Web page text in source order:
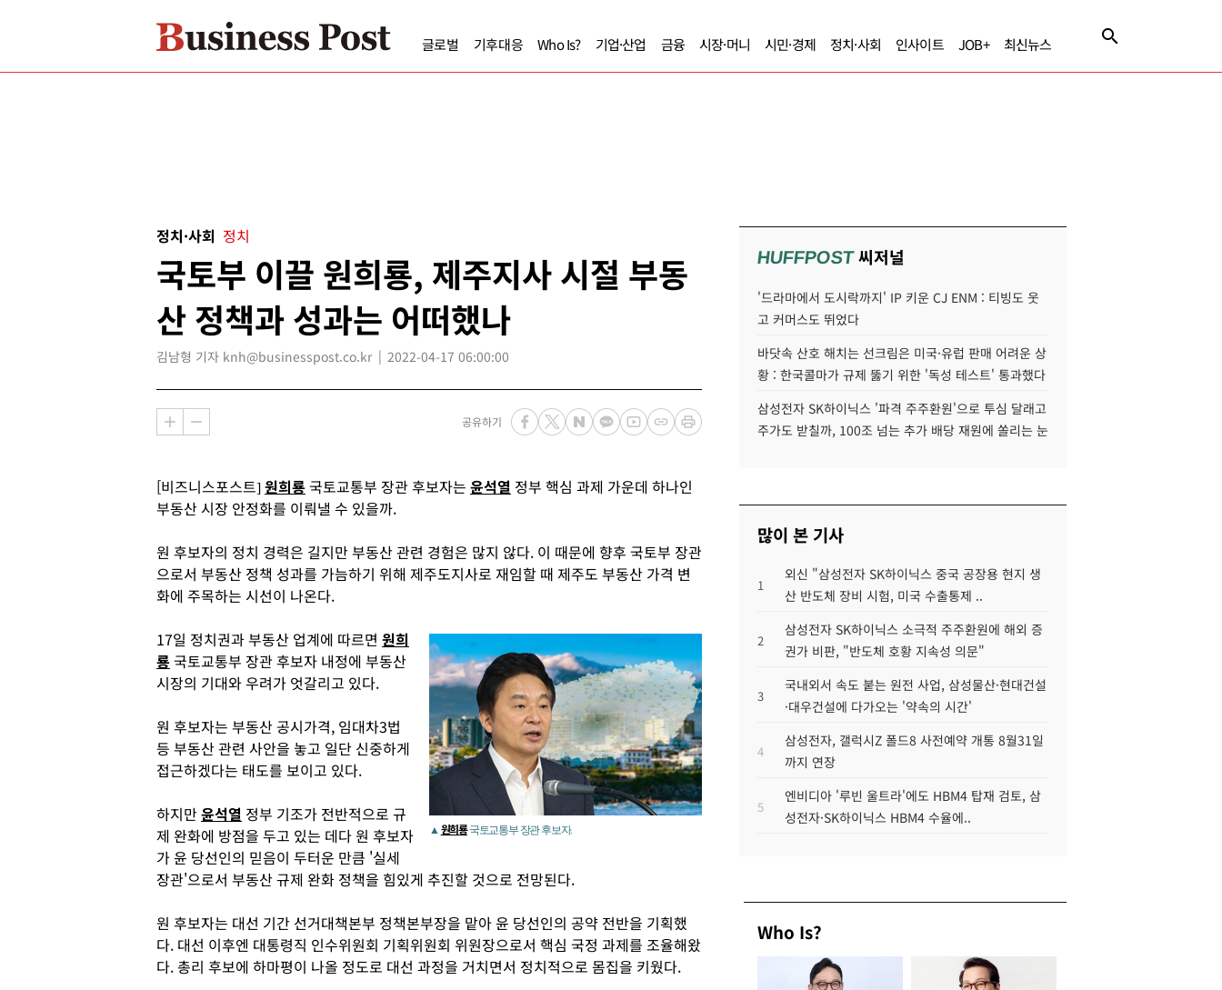
글로벌 기후대응 Who Is? 기업·산업 금융 시장·머니 시민·경제 정치·사회 인사이트 JOB+ 최신뉴스
정치·사회 정치
국토부 이끌 원희룡, 제주지사 시절 부동
산 정책과 성과는 어떠했나
김남형 기자 knh@businesspost.co.kr 2022-04-17 06:00:00
공유하기
[비즈니스포스트]원희룡 국토교통부 장관 후보자는 윤석열 정부 핵심 과제 가운데 하나인
부동산 시장 안정화를 이뤄낼 수 있을까.
원 후보자의 정치 경력은 길지만 부동산 관련 경험은 많지 않다. 이 때문에 향후 국토부 장관
으로서 부동산 정책 성과를 가늠하기 위해 제주도지사로 재임할 때 제주도 부동산 가격 변
화에 주목하는 시선이 나온다.
▲ 원희룡국토교통부 장관 후보자.
17일 정치권과 부동산 업계에 따르면 원희
룡 국토교통부 장관 후보자 내정에 부동산
시장의 기대와 우려가 엇갈리고 있다.
원 후보자는 부동산 공시가격, 임대차3법
등 부동산 관련 사안을 놓고 일단 신중하게
접근하겠다는 태도를 보이고 있다.
하지만윤석열 정부 기조가 전반적으로 규
제 완화에 방점을 두고 있는 데다 원 후보자
가 윤 당선인의 믿음이 두터운 만큼 '실세
장관'으로서 부동산 규제 완화 정책을 힘있게 추진할 것으로 전망된다.
원 후보자는 대선 기간 선거대책본부 정책본부장을 맡아 윤 당선인의 공약 전반을 기획했
다. 대선 이후엔 대통령직 인수위원회 기획위원회 위원장으로서 핵심 국정 과제를 조율해왔
다. 총리 후보에 하마평이 나올 정도로 대선 과정을 거치면서 정치적으로 몸집을 키웠다.
HUFFPOST씨저널
'드라마에서 도시락까지' IP 키운 CJ ENM : 티빙도 웃
고 커머스도 뛰었다
바닷속 산호 해치는 선크림은 미국·유럽 판매 어려운 상
황 : 한국콜마가 규제 뚫기 위한 '독성 테스트' 통과했다
삼성전자 SK하이닉스 '파격 주주환원'으로 투심 달래고
주가도 받칠까, 100조 넘는 추가 배당 재원에 쏠리는 눈
많이 본 기사
1
외신 "삼성전자 SK하이닉스 중국 공장용 현지 생
산 반도체 장비 시험, 미국 수출통제 ..
2
삼성전자 SK하이닉스 소극적 주주환원에 해외 증
권가 비판, "반도체 호황 지속성 의문"
3
국내외서 속도 붙는 원전 사업, 삼성물산·현대건설
·대우건설에 다가오는 '약속의 시간'
4
삼성전자, 갤럭시Z 폴드8 사전예약 개통 8월31일
까지 연장
5
엔비디아 '루빈 울트라'에도 HBM4 탑재 검토, 삼
성전자·SK하이닉스 HBM4 수율에..
Who Is?